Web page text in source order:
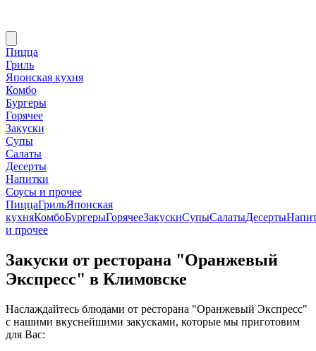
Пицца
Гриль
Японская кухня
Комбо
Бургеры
Горячее
Закуски
Супы
Салаты
Десерты
Напитки
Соусы и прочее
ПиццаГрильЯпонская
кухняКомбоБургерыГорячееЗакускиСупыСалатыДесерты
и прочее
Закуски от ресторана "Оранжевый
Экспресс" в Климовске
Наслаждайтесь блюдами от ресторана "Оранжевый Экспресс"
с нашими вкуснейшими закусками, которые мы приготовим
для Вас: